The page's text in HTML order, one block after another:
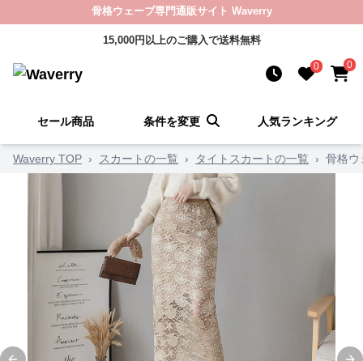
骨格ウェーブ専門通販サイト Waverry
15,000円以上のご購入で送料無料
0 0
セール商品 条件を変更 人気ランキング
Waverry TOP › スカートの一覧 › タイトスカートの一覧 › 骨格ウ